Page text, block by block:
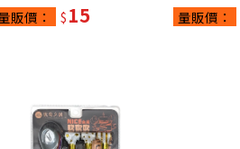
販價： $15 量販價：